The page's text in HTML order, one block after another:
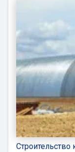
Строительство